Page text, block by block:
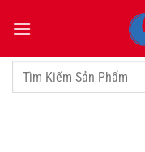
qua
dungTìm